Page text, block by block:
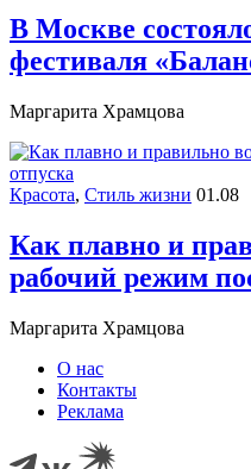
В Москве
фестиваля
Маргарита Храмцова
Красота, Стиль жизни 01.08
Как плавно и
рабочий режим
Маргарита Храмцова
О нас
Контакты
Реклама